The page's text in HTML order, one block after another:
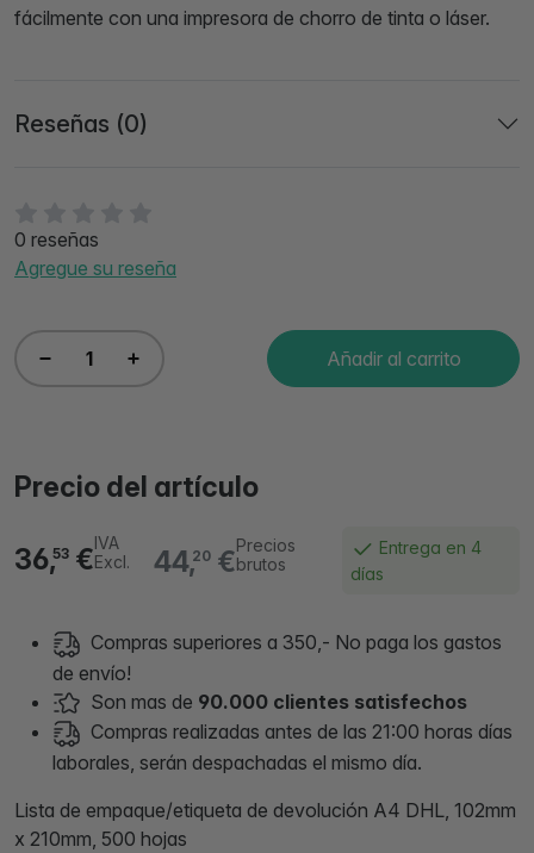
0 reseñas
Agregue su reseña
Añadir al carrito
Precio del artículo
44,20 €Precios
brutos
36,53 €IVA
Excl.
Entrega en 4
días
Compras superiores a 350,- No paga los gastos
de envío!
Son mas de 90.000 clientes satisfechos
Compras realizadas antes de las 21:00 horas días
laborales, serán despachadas el mismo día.
Lista de empaque/etiqueta de devolución A4 DHL, 102mm
x 210mm, 500 hojas
fácilmente con una impresora de chorro de tinta o láser.
Reseñas (0)